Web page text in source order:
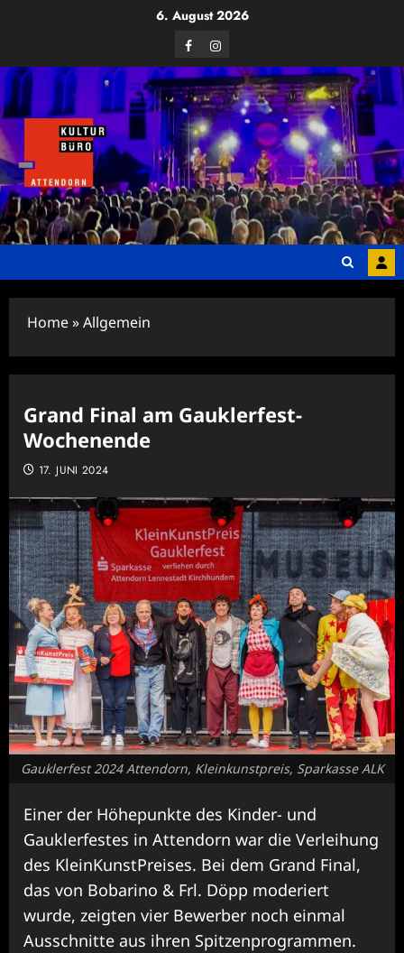
6. August 2026
FacebookInstagram
Home»Allgemein
Grand Final am Gauklerfest-
Wochenende
17. JUNI 2024
Gauklerfest 2024 Attendorn, Kleinkunstpreis, Sparkasse ALK
Einer der Höhepunkte des Kinder- und
Gauklerfestes in Attendorn war die Verleihung
des KleinKunstPreises. Bei dem Grand Final,
das von Bobarino & Frl. Döpp moderiert
wurde, zeigten vier Bewerber noch einmal
Ausschnitte aus ihren Spitzenprogrammen.